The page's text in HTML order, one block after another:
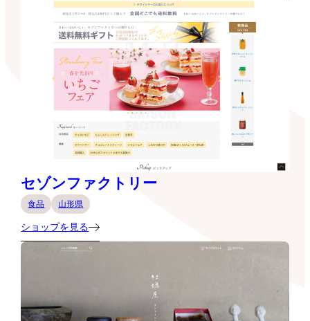
セゾンファクトリー
食品 山形県
ショップを見る